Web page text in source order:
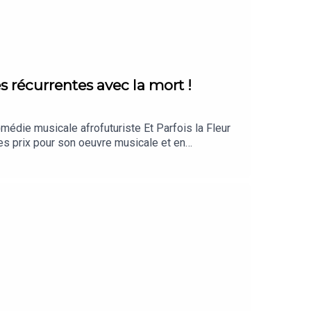
récurrentes avec la mort !
musicale afrofuturiste Et Parfois la Fleur
prix pour son oeuvre musicale et en
album at my softest i am most dangerous,
en musique "40 ans de rencontres récurrentes
Laveaux...!Écouter / acheter l’album at my
de Mélissa Laveaux